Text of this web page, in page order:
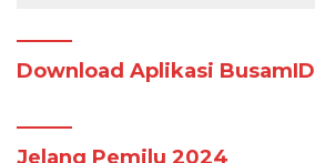
Download Aplikasi BusamID
Jelang Pemilu 2024